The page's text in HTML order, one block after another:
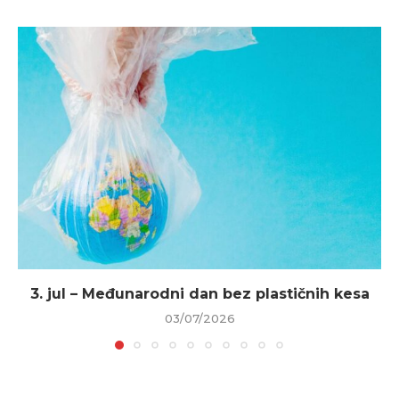
3. jul – Međunarodni dan bez plastičnih kesa
03/07/2026